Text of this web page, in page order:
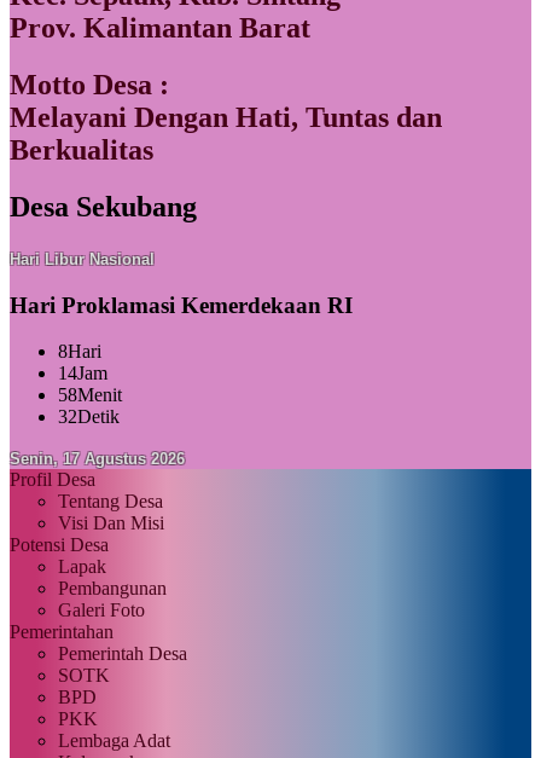
Prov. Kalimantan Barat
Motto Desa :
Melayani Dengan Hati, Tuntas dan
Berkualitas
Desa Sekubang
Hari Libur Nasional
Hari Proklamasi Kemerdekaan RI
8Hari
14Jam
58Menit
31Detik
Senin, 17 Agustus 2026
Profil Desa
Tentang Desa
Visi Dan Misi
Potensi Desa
Lapak
Pembangunan
Galeri Foto
Pemerintahan
Pemerintah Desa
SOTK
BPD
PKK
Lembaga Adat